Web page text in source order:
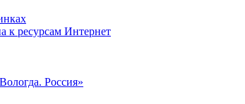
к ресурсам Интернет
Россия»